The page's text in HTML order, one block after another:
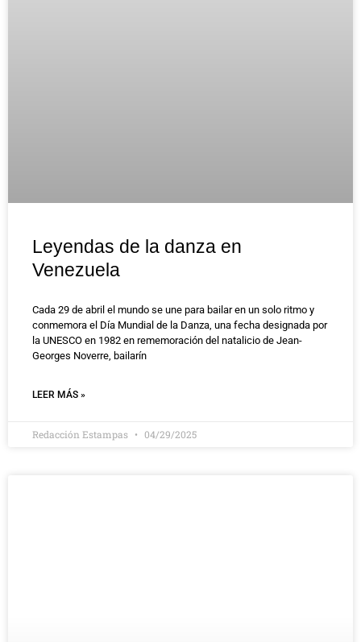
Leyendas de la danza en
Venezuela
Cada 29 de abril el mundo se une para bailar en un solo ritmo y
conmemora el Día Mundial de la Danza, una fecha designada por
la UNESCO en 1982 en rememoración del natalicio de Jean-
Georges Noverre, bailarín
LEER MÁS »
Redacción Estampas 04/29/2025